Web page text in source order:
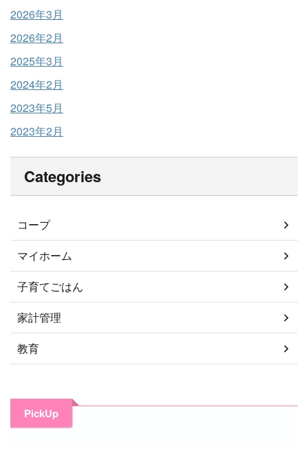
2026年3月
2026年2月
2025年3月
2024年2月
2023年5月
2023年2月
Categories
コープ
マイホーム
子育てごはん
家計管理
教育
PickUp